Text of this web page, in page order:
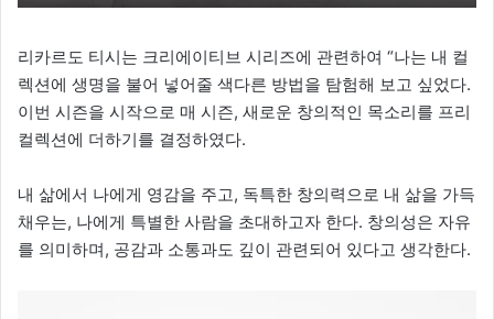
리카르도 티시는 크리에이티브 시리즈에 관련하여 “나는 내 컬
렉션에 생명을 불어 넣어줄 색다른 방법을 탐험해 보고 싶었다.
이번 시즌을 시작으로 매 시즌, 새로운 창의적인 목소리를 프리
컬렉션에 더하기를 결정하였다.
내 삶에서 나에게 영감을 주고, 독특한 창의력으로 내 삶을 가득
채우는, 나에게 특별한 사람을 초대하고자 한다. 창의성은 자유
를 의미하며, 공감과 소통과도 깊이 관련되어 있다고 생각한다.